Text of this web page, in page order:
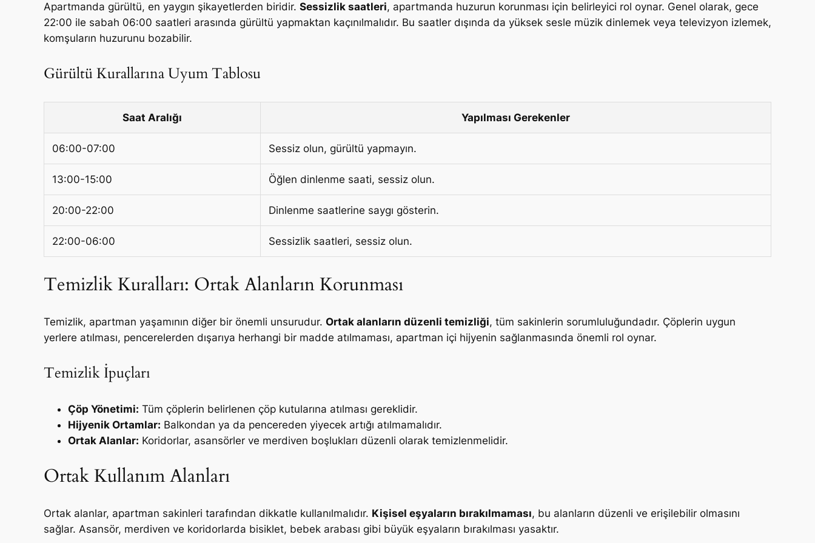
Apartmanda gürültü, en yaygın şikayetlerden biridir. Sessizlik saatleri, apartmanda huzurun korunması için belirleyici rol oynar. Genel olarak, gece
22:00 ile sabah 06:00 saatleri arasında gürültü yapmaktan kaçınılmalıdır. Bu saatler dışında da yüksek sesle müzik dinlemek veya televizyon izlemek,
komşuların huzurunu bozabilir.
Gürültü Kurallarına Uyum Tablosu
Saat Aralığı Yapılması Gerekenler
06:00-07:00 Sessiz olun, gürültü yapmayın.
13:00-15:00 Öğlen dinlenme saati, sessiz olun.
20:00-22:00 Dinlenme saatlerine saygı gösterin.
22:00-06:00 Sessizlik saatleri, sessiz olun.
Temizlik Kuralları: Ortak Alanların Korunması
Temizlik, apartman yaşamının diğer bir önemli unsurudur. Ortak alanların düzenli temizliği, tüm sakinlerin sorumluluğundadır. Çöplerin uygun
yerlere atılması, pencerelerden dışarıya herhangi bir madde atılmaması, apartman içi hijyenin sağlanmasında önemli rol oynar.
Temizlik İpuçları
Çöp Yönetimi: Tüm çöplerin belirlenen çöp kutularına atılması gereklidir.
Hijyenik Ortamlar: Balkondan ya da pencereden yiyecek artığı atılmamalıdır.
Ortak Alanlar: Koridorlar, asansörler ve merdiven boşlukları düzenli olarak temizlenmelidir.
Ortak Kullanım Alanları
Ortak alanlar, apartman sakinleri tarafından dikkatle kullanılmalıdır. Kişisel eşyaların bırakılmaması, bu alanların düzenli ve erişilebilir olmasını
sağlar. Asansör, merdiven ve koridorlarda bisiklet, bebek arabası gibi büyük eşyaların bırakılması yasaktır.